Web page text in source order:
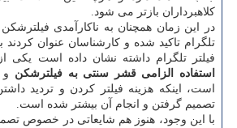
کلاهبرداران بازتر می شود.
در این زمان همچنان به ناکارآمدی
تلگرام تاکید شده و کارشناسان عنوان
فیلتر تلگرام داشته نشان داده است یکی از
استفاده الزامی قشر سنتی به فیلترشکن
است، اینکه هزینه فیلتر کردن و تردید
تصمیم گرفتن و انجام آن بیشتر شده است.
با این وجود، هنوز هم شایعاتی در خصوص